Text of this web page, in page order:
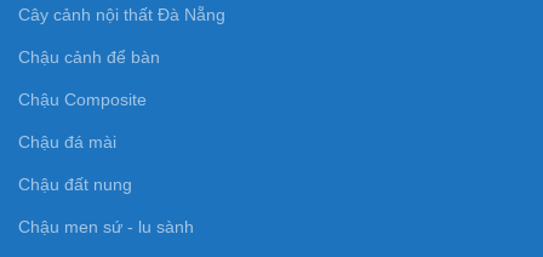
Cây cảnh nội thất Đà Nẵng
Chậu cảnh để bàn
Chậu Composite
Chậu đá mài
Chậu đất nung
Chậu men sứ - lu sành